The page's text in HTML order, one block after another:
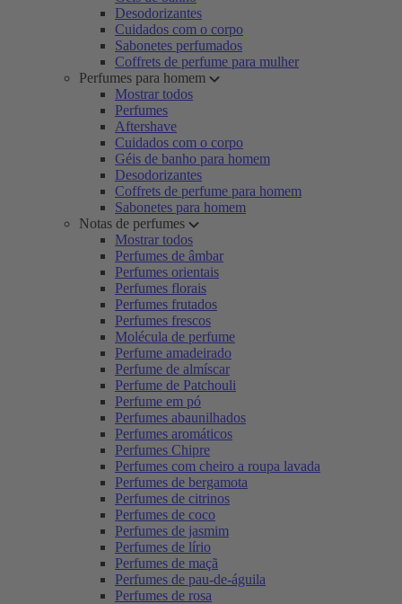
Desodorizantes
Cuidados com o corpo
Sabonetes perfumados
Coffrets de perfume para mulher
Perfumes para homem
Mostrar todos
Perfumes
Aftershave
Cuidados com o corpo
Géis de banho para homem
Desodorizantes
Coffrets de perfume para homem
Sabonetes para homem
Notas de perfumes
Mostrar todos
Perfumes de âmbar
Perfumes orientais
Perfumes florais
Perfumes frutados
Perfumes frescos
Molécula de perfume
Perfume amadeirado
Perfume de almíscar
Perfume de Patchouli
Perfume em pó
Perfumes abaunilhados
Perfumes aromáticos
Perfumes Chipre
Perfumes com cheiro a roupa lavada
Perfumes de bergamota
Perfumes de citrinos
Perfumes de coco
Perfumes de jasmim
Perfumes de lírio
Perfumes de maçã
Perfumes de pau-de-águila
Perfumes de rosa